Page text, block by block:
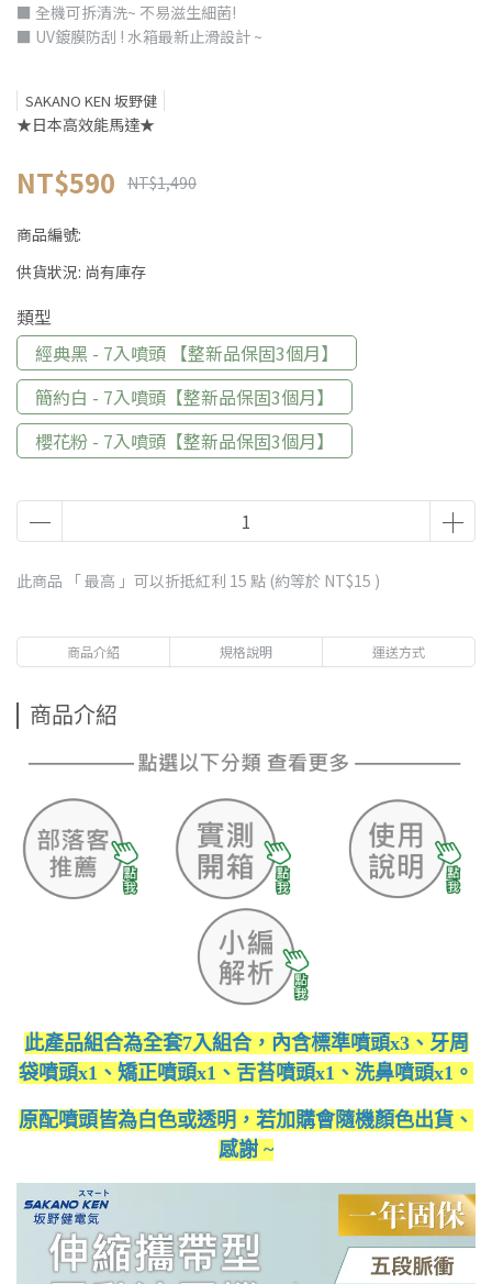
■ 全機可拆清洗~ 不易滋生細菌!
■ UV鍍膜防刮 ! 水箱最新止滑設計 ~
SAKANO KEN 坂野健
★日本高效能馬達★
NT$590 NT$1,490
商品編號:
供貨狀況: 尚有庫存
類型
經典黑 - 7入噴頭 【整新品保固3個月】
簡約白 - 7入噴頭【整新品保固3個月】
櫻花粉 - 7入噴頭【整新品保固3個月】
此商品 「 最高 」可以折抵紅利 15 點 (約等於 NT$15 )
商品介紹 規格說明 運送方式
商品介紹
此產品組合為全套7入組合，內含標準噴頭x3、牙周
袋噴頭x1、矯正噴頭x1、舌苔噴頭x1、洗鼻噴頭x1。
原配噴頭皆為白色或透明，若加購會隨機顏色出貨、
感謝 ~